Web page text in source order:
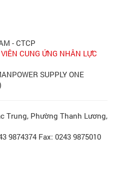
- CTCP
CUNG ỨNG NHÂN LỰC
SUPPLY ONE
Trung, Phường Thanh Lương,
9874374 Fax: 0243 9875010